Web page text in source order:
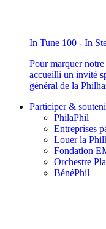
In Tune 100 - In
Pour marquer
accueilli un invité
général de la
Participer &
PhilaPhil
Entreprises
Louer la
Fondation
Orchestre
BénéPhil